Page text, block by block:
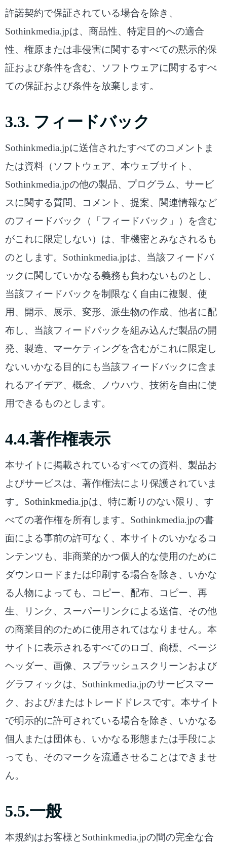
許諾契約で保証されている場合を除き、
Sothinkmedia.jpは、商品性、特定目的への適合
性、権原または非侵害に関するすべての黙示的保
証および条件を含む、ソフトウェアに関するすべ
ての保証および条件を放棄します。
3.3. フィードバック
Sothinkmedia.jpに送信されたすべてのコメントま
たは資料（ソフトウェア、本ウェブサイト、
Sothinkmedia.jpの他の製品、プログラム、サービ
スに関する質問、コメント、提案、関連情報など
のフィードバック（「フィードバック」）を含む
がこれに限定しない）は、非機密とみなされるも
のとします。Sothinkmedia.jpは、当該フィードバ
ックに関していかなる義務も負わないものとし、
当該フィードバックを制限なく自由に複製、使
用、開示、展示、変形、派生物の作成、他者に配
布し、当該フィードバックを組み込んだ製品の開
発、製造、マーケティングを含むがこれに限定し
ないいかなる目的にも当該フィードバックに含ま
れるアイデア、概念、ノウハウ、技術を自由に使
用できるものとします。
4.4.著作権表示
本サイトに掲載されているすべての資料、製品お
よびサービスは、著作権法により保護されていま
す。Sothinkmedia.jpは、特に断りのない限り、す
べての著作権を所有します。Sothinkmedia.jpの書
面による事前の許可なく、本サイトのいかなるコ
ンテンツも、非商業的かつ個人的な使用のために
ダウンロードまたは印刷する場合を除き、いかな
る人物によっても、コピー、配布、コピー、再
生、リンク、スーパーリンクによる送信、その他
の商業目的のために使用されてはなりません。本
サイトに表示されるすべてのロゴ、商標、ページ
ヘッダー、画像、スプラッシュスクリーンおよび
グラフィックは、Sothinkmedia.jpのサービスマー
ク、および/またはトレードドレスです。本サイト
で明示的に許可されている場合を除き、いかなる
個人または団体も、いかなる形態または手段によ
っても、そのマークを流通させることはできませ
ん。
5.5.一般
本規約はお客様とSothinkmedia.jpの間の完全な合